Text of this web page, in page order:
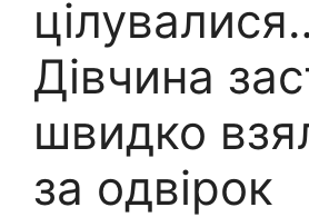
Дівчина
швидко
за одвірок